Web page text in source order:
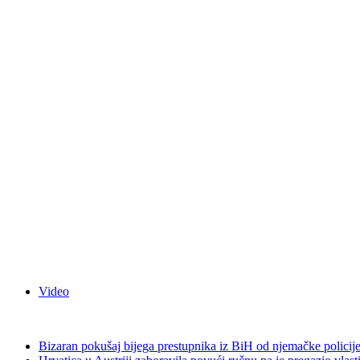
Video
Bizaran pokušaj bijega prestupnika iz BiH od njemačke policije